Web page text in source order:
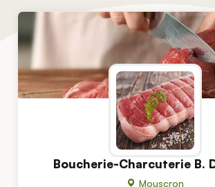
Boucherie-Charcuterie B.
Mouscron